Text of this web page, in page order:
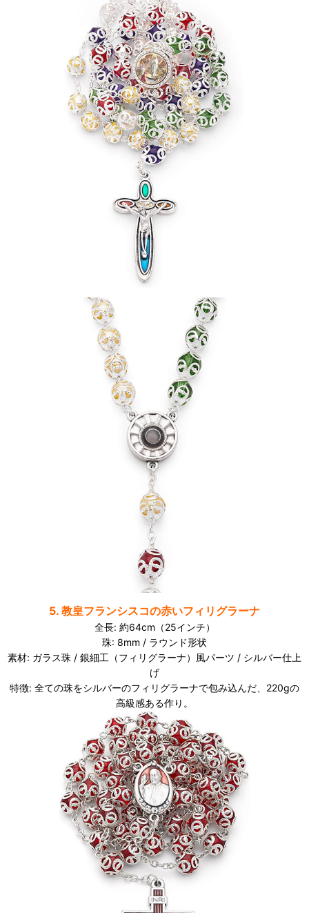
5. 教皇フランシスコの赤いフィリグラーナ
全長: 約64cm（25インチ）
珠: 8mm / ラウンド形状
素材: ガラス珠 / 銀細工（フィリグラーナ）風パーツ / シルバー仕上
げ
特徴: 全ての珠をシルバーのフィリグラーナで包み込んだ、220gの
高級感ある作り。